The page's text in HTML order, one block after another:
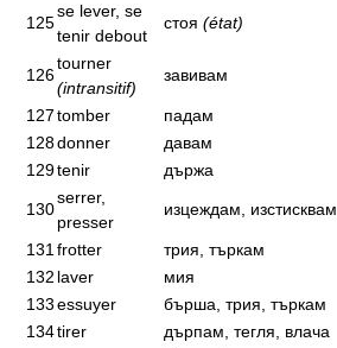
125
se lever, se
tenir debout
стоя (état)
126
tourner
(intransitif)
завивам
127tomber падам
128donner давам
129tenir държа
130
serrer,
presser
изцеждам, изстисквам
131 frotter трия, търкам
132 laver мия
133essuyer бърша, трия, търкам
134tirer дърпам, тегля, влача